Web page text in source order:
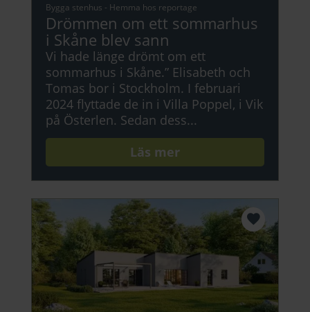
Bygga stenhus - Hemma hos reportage
Drömmen om ett sommarhus
i Skåne blev sann
Vi hade länge drömt om ett
sommarhus i Skåne.” Elisabeth och
Tomas bor i Stockholm. I februari
2024 flyttade de in i Villa Poppel, i Vik
på Österlen. Sedan dess...
Läs mer